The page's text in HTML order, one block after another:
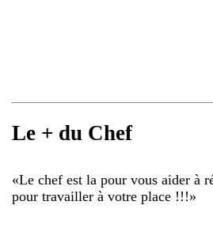
Le + du Chef
«Le chef est la pour vous aider à
pour travailler à votre place !!!»